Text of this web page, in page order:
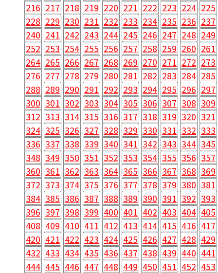
216 217 218 219 220 221 222 223 224 225
228 229 230 231 232 233 234 235 236 237
240 241 242 243 244 245 246 247 248 249
252 253 254 255 256 257 258 259 260 261
264 265 266 267 268 269 270 271 272 273
276 277 278 279 280 281 282 283 284 285
288 289 290 291 292 293 294 295 296 297
300 301 302 303 304 305 306 307 308 309
312 313 314 315 316 317 318 319 320 321
324 325 326 327 328 329 330 331 332 333
336 337 338 339 340 341 342 343 344 345
348 349 350 351 352 353 354 355 356 357
360 361 362 363 364 365 366 367 368 369
372 373 374 375 376 377 378 379 380 381
384 385 386 387 388 389 390 391 392 393
396 397 398 399 400 401 402 403 404 405
408 409 410 411 412 413 414 415 416 417
420 421 422 423 424 425 426 427 428 429
432 433 434 435 436 437 438 439 440 441
444 445 446 447 448 449 450 451 452 453